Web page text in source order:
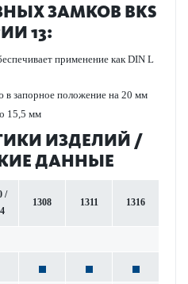
ЗАМКОВ BKS
13:
применение как DIN L
в запорное пол­ожение на 20 мм
15,5 мм
ИЗДЕЛИЙ /
ДАННЫЕ
/
1308 1311 1316